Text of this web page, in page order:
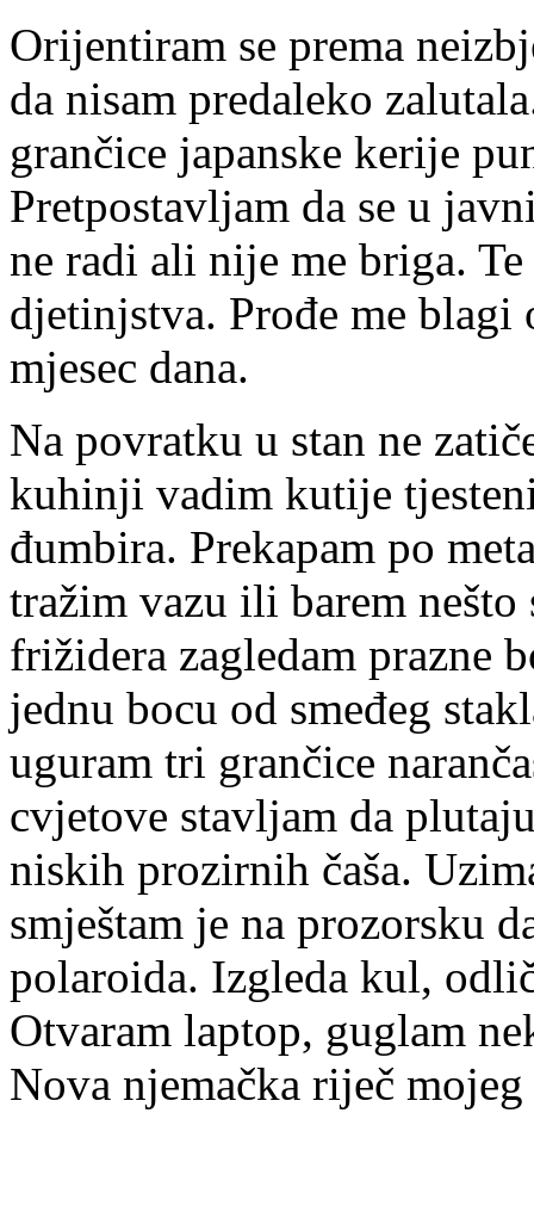
Orijentiram se prema
da nisam predaleko
grančice japanske kerije
Pretpostavljam da se u
ne radi ali nije me briga.
djetinjstva. Prođe me blagi
mjesec dana.
Na povratku u stan ne
kuhinji vadim kutije
đumbira. Prekapam po
tražim vazu ili barem
frižidera zagledam prazne
jednu bocu od smeđeg
uguram tri grančice
cvjetove stavljam da
niskih prozirnih čaša.
smještam je na prozorsku
polaroida. Izgleda kul,
Otvaram laptop, guglam
Nova njemačka riječ